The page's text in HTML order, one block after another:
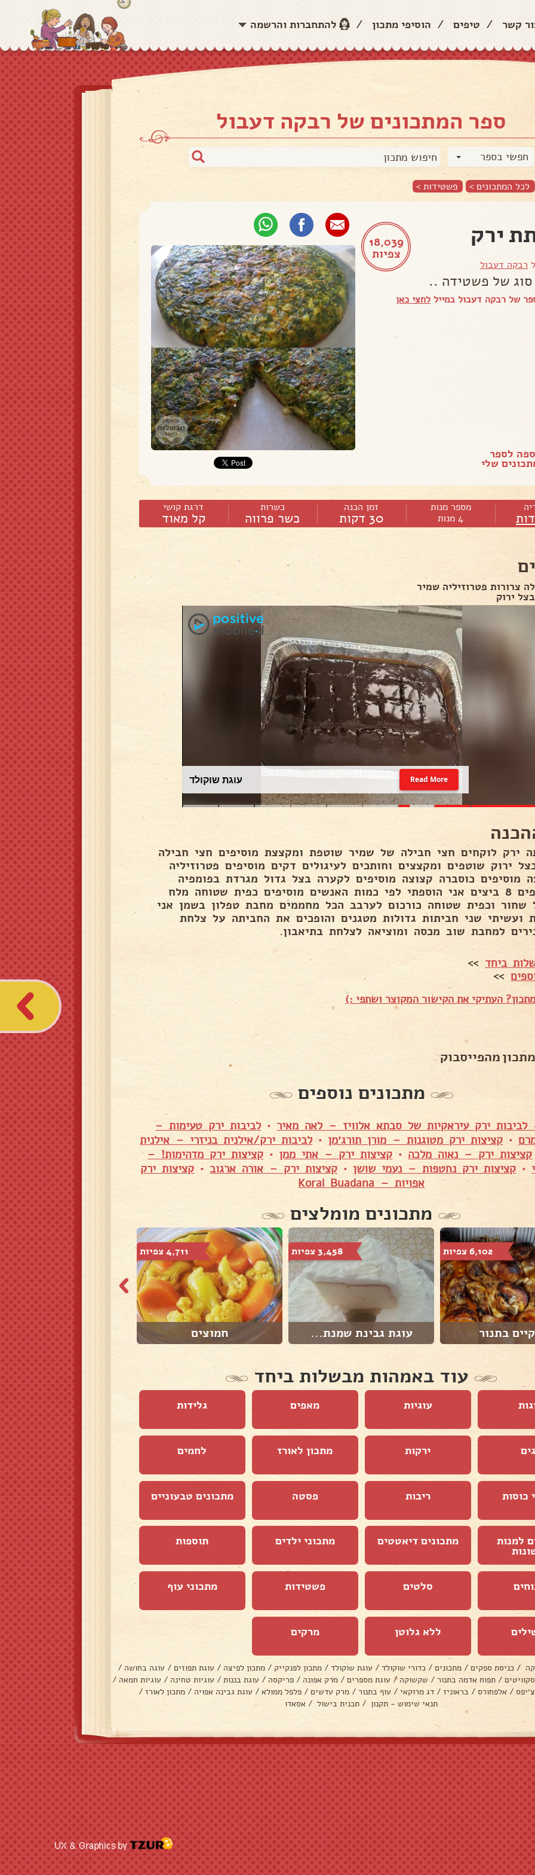
קשר / טיפים / הוסיפי מתכון / להתחברות והרשמה
ספר המתכונים של רבקה דעבול
חפשי בספר
לכל המתכונים > פשטידות >
18,039
צפיות
ירק
רבקה דעבול
סוג של פשטידה ..
של רבקה דעבול במייל לחצי כאן
לספר
שלי
מספר מנות
4 מנות
זמן הכנה
30 דקות
כשרות
כשר פרווה
דרגת קושי
קל מאוד
צרורות פטרוזיליה שמיר
ירוק
עוגת שוקולד Read More
ירק לוקחים חצי חבילה של שמיר שוטפת ומקצצת מוסיפים חצי חבילה
ירוק שוטפים ומקצצים וחותכים לעיגולים דקים מוסיפים פטרוזיליה
מוסיפים כוסברה קצוצה מוסיפים לקערה בצל גדול מגרדת בפומפיה
מוסיפים 8 ביצים אני הוספתי לפי כמות האנשים מוסיפים כפית שטוחה מלח
שחור וכפית שטוחה כורכום לערבב הכל מחממים מחבת טפלון בשמן אני
ועשיתי שני חביתות גדולות מטגנים והופכים את החביתה על צלחת
למחבת שוב מכסה ומוציאה לצלחת בתיאבון.
ביחד >>
>>
העתיקי את הקישור המקוצר ושתפי :)
מהפייסבוק
מתכונים נוספים
ירק עיראקיות של סבתא אלוויז – לאה מאיר • לביבות ירק טעימות –
•קציצות ירק מטוגנות – מורן תורג׳מן •לביבות ירק/אילנית בניזרי – אילנית
קציצות ירק – נאוה מלכה • קציצות ירק – אתי ממן • קציצות ירק מדהימות! –
• קציצות ירק נחטפות – נעמי שושן • קציצות ירק – אורה ארגוב • קציצות ירק
אפויות – Koral Buadana
מתכונים מומלצים
6,102 צפיות
בתנור
3,458 צפיות
עוגת גבינת שמנת...
4,711 צפיות
חמוצים
עוד באמהות מבשלות ביחד
עוגיות מאפים גלידות
ירקות מתכון לאורז לחמים
כוסות ריבות פסטה מתכונים טבעוניים
למנות מתכונים דיאטטים מתכוני ילדים תוספות
סלטים פשטידות מתכוני עוף
ללא גלוטן מרקים
/ כניסת ספקים / מתכונים / כדורי שוקולד / עוגת שוקולד / מתכון לפנקייק / מתכון לפיצה / עוגת תפוזים / עוגה בחושה /
/ תפוח אדמה בתנור / שקשוקה/ עוגת מספרים / מרק אפונה / פריקסה / עוגת בננות / עוגיות טחינה / עוגיות חמאה /
/ אלפחורס / בראוניז / דג מרוקאי / עוף בתנור / מרק עדשים / פלפל ממולא / עוגת גבינה אפויה / מתכון לאורז /
תנאי שימוש - תקנון / תכנית בישול / אסאדו